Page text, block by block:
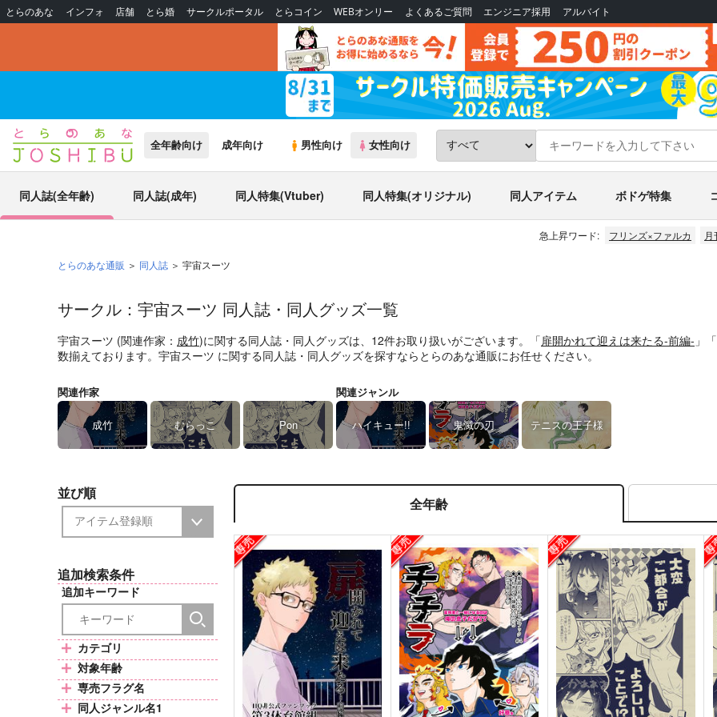
とらのあな インフォ 店舗 とら婚 サークルポータル とらコイン WEBオンリー よくあるご質問 エンジニア採用 アルバイト
全年齢向け 成年向け 男性向け 女性向け
同人誌(全年齢) 同人誌(成年) 同人特集(Vtuber) 同人特集(オリジナル) 同人アイテム ボドゲ特集
急上昇ワード: フリンズ×ファルカ
とらのあな通販 同人誌 宇宙スーツ
サークル：宇宙スーツ 同人誌・同人グッズ一覧
宇宙スーツ (関連作家： 成竹)に関する同人誌・同人グッズは、12件お取り扱いがございます。「扉開かれて迎えは来たる-前編- 」「
数揃えております。宇宙スーツ に関する同人誌・同人グッズを探すならとらのあな通販にお任せください。
関連作家
成竹 むらっこ Pon
関連ジャンル
ハイキュー!! 鬼滅の刃 テニスの王子様
並び順
追加検索条件
追加キーワード
カテゴリ
対象年齢
専売フラグ名
同人ジャンル名1
全年齢